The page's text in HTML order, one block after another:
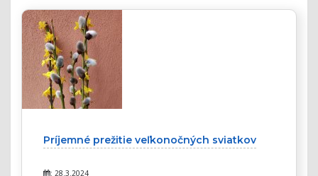
Príjemné prežitie veľkonočných sviatkov
: 28.3.2024